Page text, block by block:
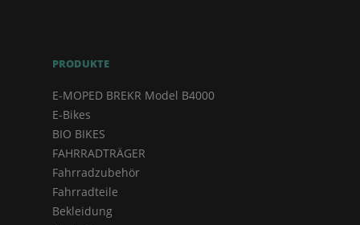
PRODUKTE
E-MOPED BREKR Model B4000
E-Bikes
BIO BIKES
FAHRRADTRÄGER
Fahrradzubehör
Fahrradteile
Bekleidung